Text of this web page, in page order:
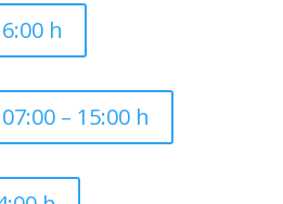
h
– 15:00 h